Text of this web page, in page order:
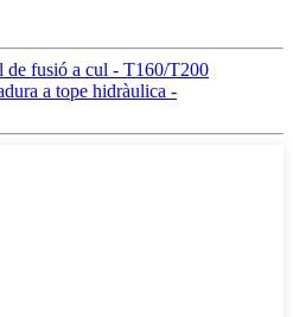
de fusió a cul - T160/T200
a tope hidràulica -